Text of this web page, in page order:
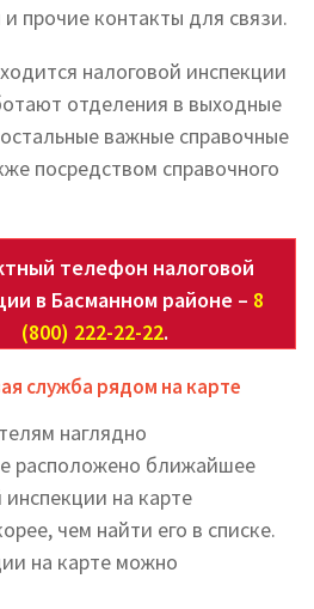
прочие контакты для связи.
налоговой инспекции
отделения в выходные
важные справочные
посредством справочного
телефон налоговой
в Басманном районе – 8
(800) 222-22-22.
служба рядом на карте
наглядно
расположено ближайшее
на карте
чем найти его в списке.
на карте можно